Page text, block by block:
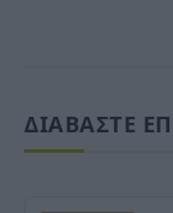
ΔΙΑΒΑΣΤΕ